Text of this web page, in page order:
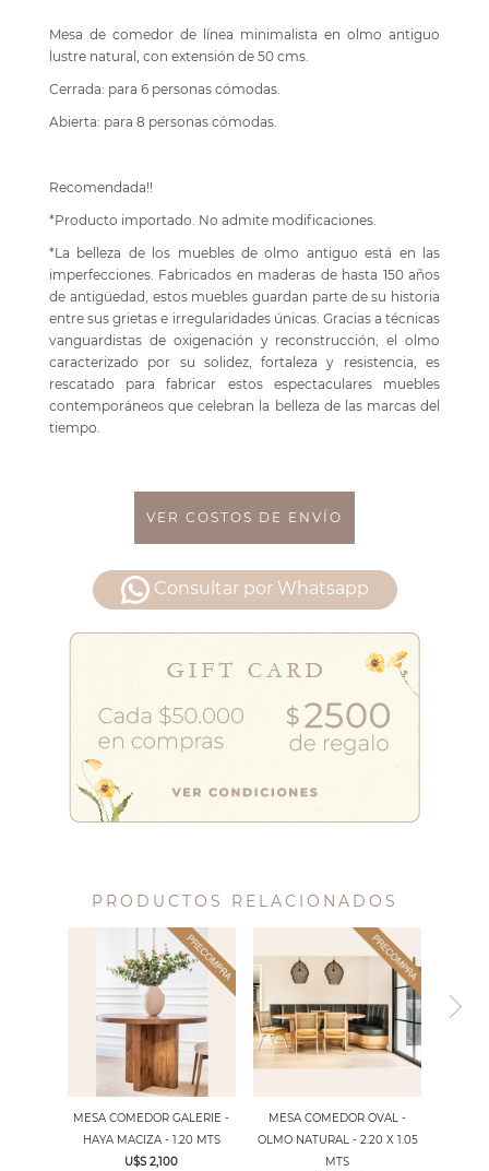
Mesa de comedor de línea minimalista en olmo antiguo
lustre natural, con extensión de 50 cms.
Cerrada: para 6 personas cómodas.
Abierta: para 8 personas cómodas.
Recomendada!!
*Producto importado. No admite modificaciones.
*La belleza de los muebles de olmo antiguo está en las
imperfecciones. Fabricados en maderas de hasta 150 años
de antigüedad, estos muebles guardan parte de su historia
entre sus grietas e irregularidades únicas. Gracias a técnicas
vanguardistas de oxigenación y reconstrucción, el olmo
caracterizado por su solidez, fortaleza y resistencia, es
rescatado para fabricar estos espectaculares muebles
contemporáneos que celebran la belleza de las marcas del
tiempo.
VER COSTOS DE ENVÍO
Consultar por Whatsapp
PRODUCTOS RELACIONADOS
MESA COMEDOR GALERIE -
HAYA MACIZA - 1.20 MTS
U$S 2,100
MESA COMEDOR OVAL -
OLMO NATURAL - 2.20 X 1.05
MTS